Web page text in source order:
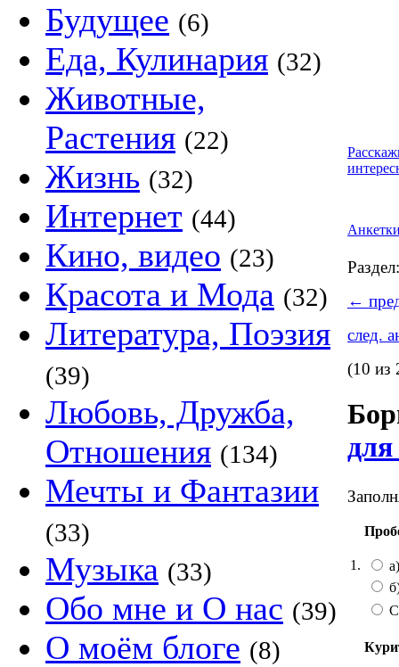
Будущее (6)
Еда, Кулинария (32)
Животные,
Растения (22)
Жизнь (32)
Интернет (44)
Кино, видео (23)
Красота и Мода (32)
Литература, Поэзия
(39)
Любовь, Дружба,
Отношения (134)
Мечты и Фантазии
(33)
Музыка (33)
Обо мне и О нас (39)
О моём блоге (8)
←
след.
(10 из
для
1.